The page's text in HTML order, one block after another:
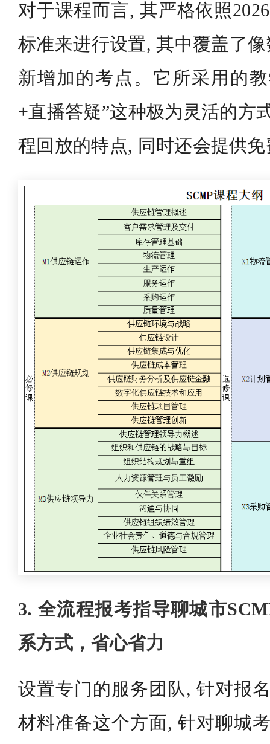
对于课程而言, 其严格依照
标准来进行设置, 其中覆盖了
新增加的考点。它所采用的
+直播答疑”这种极为灵活的方
程回放的特点, 同时还会提供
3. 全流程报考指导聊城市
系方式，省心省力
设置专门的服务团队, 针对报
材料准备这个方面, 针对聊城